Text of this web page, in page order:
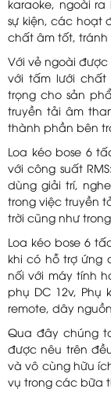
karaoke, ngoài
sự kiện, các hoạt
chất âm tốt, tránh
Với vẻ ngoài
với tấm lưới chất
trọng cho sản
truyền tải âm
thành phần bên
Loa kéo bose 6
với công suất
dùng giải trí,
trong việc truyền
trời cũng như
Loa kéo bose 6
khi có hỗ trợ ứng
nối với máy tính
phụ DC 12v, Phụ
remote, dây
Qua đây chúng
được nêu trên
và vô cùng hữu
vụ trong các bữa